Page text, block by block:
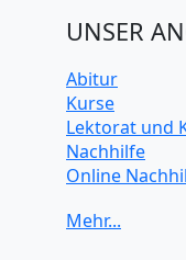
UNSER
Abitur
Kurse
Lektorat und
Nachhilfe
Online